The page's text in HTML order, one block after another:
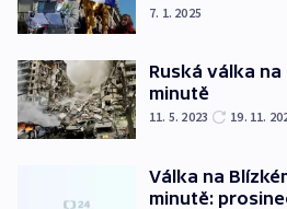
7. 1. 2025
Ruská válka
minutě
11. 5. 2023 19. 11.
Válka na
minutě: